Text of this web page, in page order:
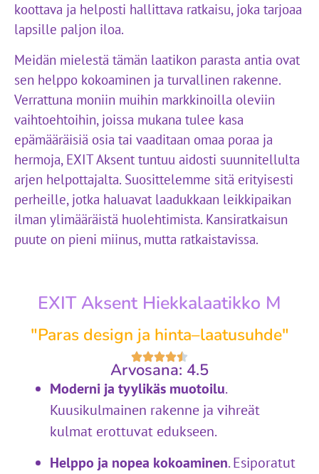
koottava ja helposti hallittava ratkaisu, joka tarjoaa
lapsille paljon iloa.
Meidän mielestä tämän laatikon parasta antia ovat
sen helppo kokoaminen ja turvallinen rakenne.
Verrattuna moniin muihin markkinoilla oleviin
vaihtoehtoihin, joissa mukana tulee kasa
epämääräisiä osia tai vaaditaan omaa poraa ja
hermoja, EXIT Aksent tuntuu aidosti suunnitellulta
arjen helpottajalta. Suosittelemme sitä erityisesti
perheille, jotka haluavat laadukkaan leikkipaikan
ilman ylimääräistä huolehtimista. Kansiratkaisun
puute on pieni miinus, mutta ratkaistavissa.
EXIT Aksent Hiekkalaatikko M
"Paras design ja hinta–laatusuhde"
Arvosana: 4.5
Moderni ja tyylikäs muotoilu.
Kuusikulmainen rakenne ja vihreät
kulmat erottuvat edukseen.
Helppo ja nopea kokoaminen.Esiporatut